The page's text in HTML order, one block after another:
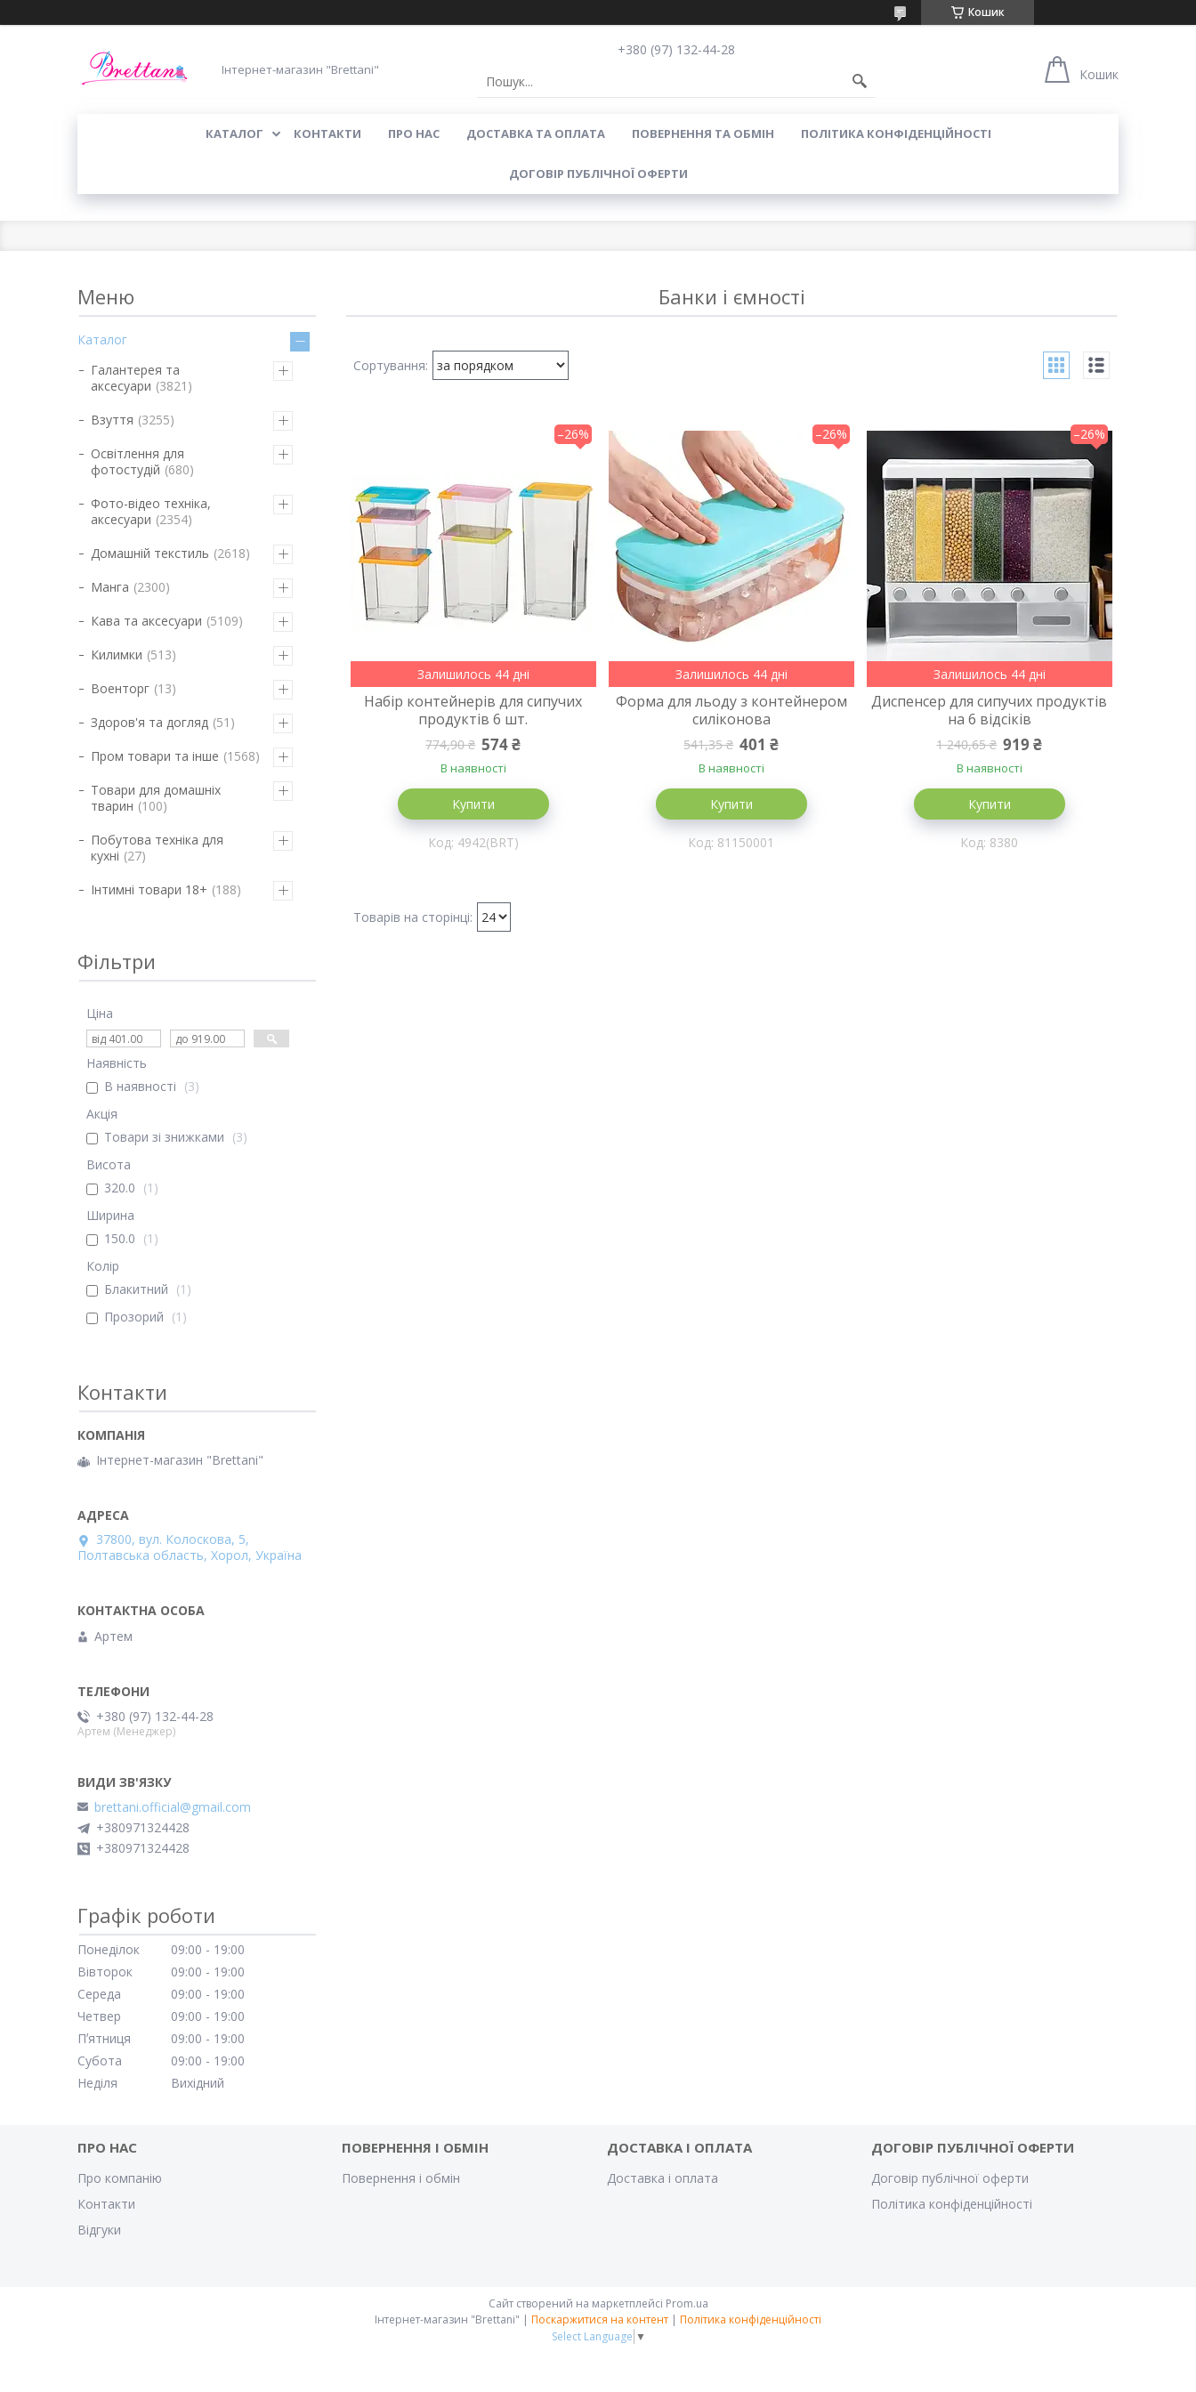
Кошик
Інтернет-магазин "Brettani"
+380 (97) 132-44-28
Кошик
КАТАЛОГ КОНТАКТИ ПРО НАС ДОСТАВКА ТА ОПЛАТА ПОВЕРНЕННЯ ТА ОБМІН ПОЛІТИКА КОНФІДЕНЦІЙНОСТІ
ДОГОВІР ПУБЛІЧНОЇ ОФЕРТИ
Банки і ємності
–26%
Залишилось 44 дні
Набір контейнерів для сипучих
продуктів 6 шт.
774,90 ₴ 574 ₴
В наявності
Купити
4942(BRT)
–26%
Залишилось 44 дні
Форма для льоду з контейнером
силіконова
541,35 ₴ 401 ₴
В наявності
Купити
81150001
–26%
Залишилось 44 дні
Диспенсер для сипучих продуктів
на 6 відсіків
1 240,65 ₴ 919 ₴
В наявності
Купити
8380
Каталог
Галантерея та
аксесуари 3821
Взуття 3255
Освітлення для
фотостудій 680
Фото-відео техніка,
аксесуари 2354
Домашній текстиль 2618
Манга 2300
Кава та аксесуари 5109
Килимки 513
Военторг 13
Здоров'я та догляд 51
Пром товари та інше 1568
Товари для домашніх
тварин 100
Побутова техніка для
кухні 27
Інтимні товари 18+ 188
Фільтри
Ціна
Наявність
В наявності
3
Акція
Товари зі знижками
3
Висота
320.0
1
Ширина
150.0
1
Колір
Блакитний
1
Прозорий
1
Контакти
Інтернет-магазин "Brettani"
37800, вул. Колоскова, 5,
Полтавська область, Хорол, Україна
Артем
+380 (97) 132-44-28
Артем (Менеджер)
brettani.official@gmail.com
+380971324428
+380971324428
Графік роботи
Понеділок 09:00
19:00
Вівторок
09:00
19:00
Середа
09:00
19:00
Четвер
09:00
19:00
Пʼятниця
09:00
19:00
Субота
09:00
19:00
Неділя
Вихідний
ПРО НАС
Про компанію
Контакти
Відгуки
ПОВЕРНЕННЯ І ОБМІН
Повернення і обмін
ДОСТАВКА І ОПЛАТА
Доставка і оплата
ДОГОВІР ПУБЛІЧНОЇ ОФЕРТИ
Договір публічної оферти
Політика конфіденційності
Сайт створений на маркетплейсі Prom.ua
Інтернет-магазин "Brettani" | Поскаржитися на контент | Політика конфіденційності
Select Language ▼